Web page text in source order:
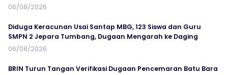
06/08/2026
Diduga Keracunan Usai Santap MBG, 123 Siswa dan Guru
SMPN 2 Jepara Tumbang, Dugaan Mengarah ke Daging
06/08/2026
BRIN Turun Tangan Verifikasi Dugaan Pencemaran Batu Bara